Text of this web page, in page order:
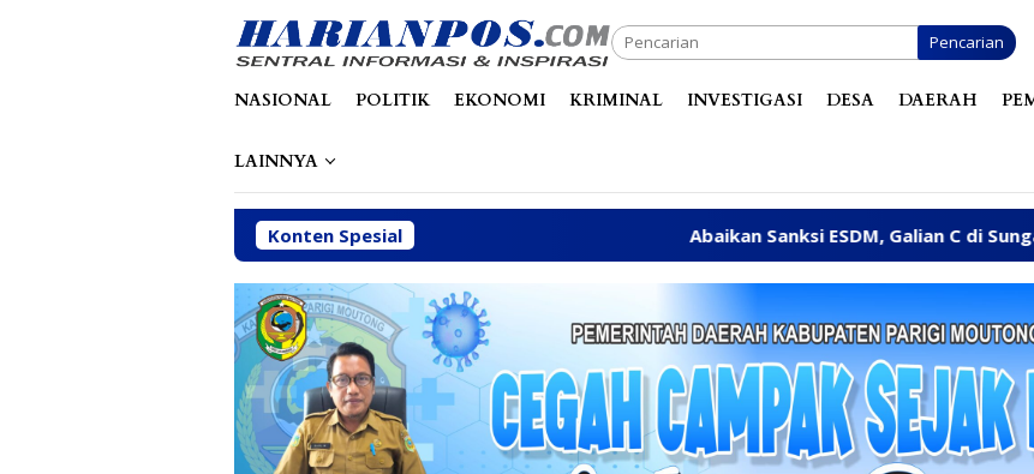
Pencarian
NASIONAL POLITIK EKONOMI KRIMINAL INVESTIGASI DESA DAERAH
LAINNYA
Konten Spesial Abaikan Sanksi ESDM, Galian C di Sungai Baliara Terus